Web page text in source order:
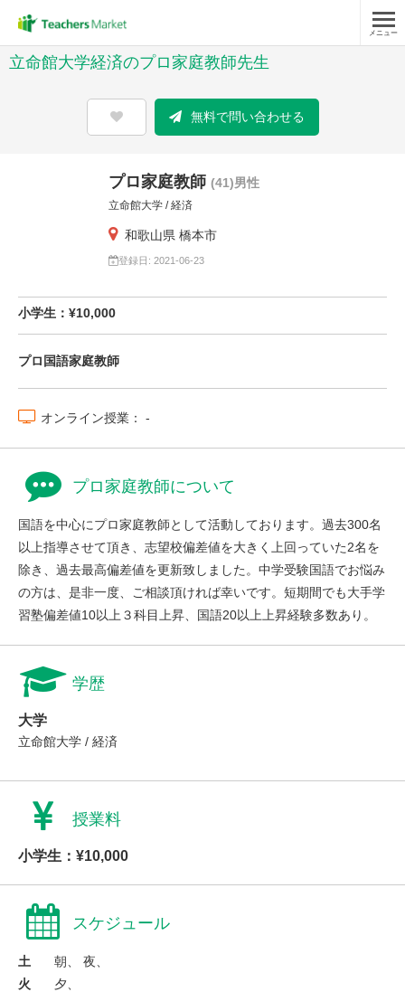
メニュー
立命館大学経済のプロ家庭教師先生
無料で問い合わせる
プロ家庭教師 (41)男性
立命館大学 / 経済
和歌山県 橋本市
登録日: 2021-06-23
小学生：¥10,000
プロ国語家庭教師
オンライン授業： -
プロ家庭教師について
国語を中心にプロ家庭教師として活動しております。過去300名
以上指導させて頂き、志望校偏差値を大きく上回っていた2名を
除き、過去最高偏差値を更新致しました。中学受験国語でお悩み
の方は、是非一度、ご相談頂ければ幸いです。短期間でも大手学
習塾偏差値10以上３科目上昇、国語20以上上昇経験多数あり。
学歴
大学
立命館大学 / 経済
授業料
小学生：¥10,000
スケジュール
土
朝、 夜、
火
夕、